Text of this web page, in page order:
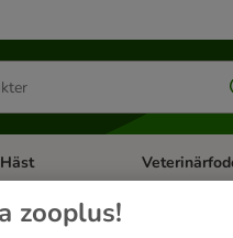
category menu: Fågel
Häst Open category
zooplus!